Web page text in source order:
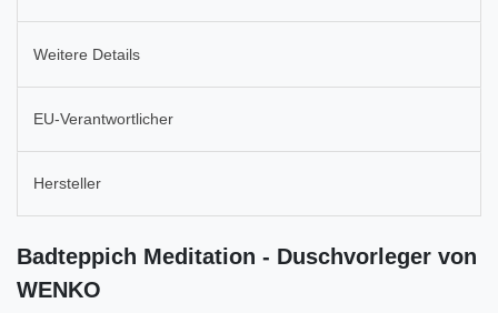
Weitere Details
EU-Verantwortlicher
Hersteller
Badteppich Meditation - Duschvorleger von
WENKO